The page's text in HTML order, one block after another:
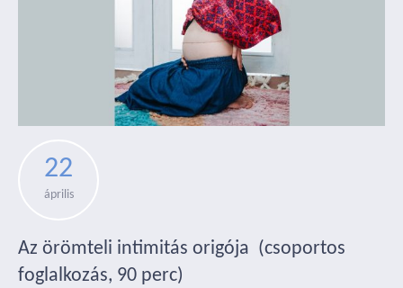
22
április
Az örömteli intimitás origója (csoportos
foglalkozás, 90 perc)